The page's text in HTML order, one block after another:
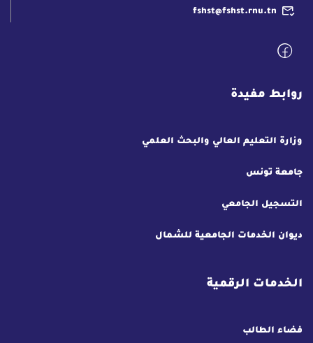
fshst@fshst.rnu.tn
روابط مفيدة
وزارة التعليم العالي والبحث العلمي
جامعة تونس
التسجيل الجامعي
ديوان الخدمات الجامعية للشمال
الخدمات الرقمية
فضاء الطالب